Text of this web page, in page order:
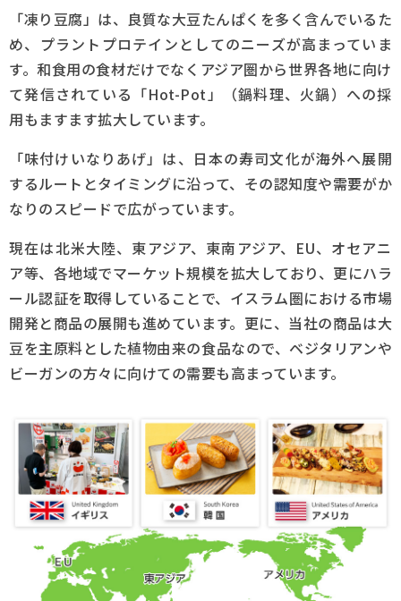
「凍り豆腐」は、良質な大豆たんぱくを多く含んでいるた
め、プラントプロテインとしてのニーズが高まっていま
す。和食用の食材だけでなくアジア圏から世界各地に向け
て発信されている「Hot-Pot」（鍋料理、火鍋）への採
用もますます拡大しています。
「味付けいなりあげ」は、日本の寿司文化が海外へ展開
するルートとタイミングに沿って、その認知度や需要がか
なりのスピードで広がっています。
現在は北米大陸、東アジア、東南アジア、EU、オセアニ
ア等、各地域でマーケット規模を拡大しており、更にハラ
ール認証を取得していることで、イスラム圏における市場
開発と商品の展開も進めています。更に、当社の商品は大
豆を主原料とした植物由来の食品なので、ベジタリアンや
ビーガンの方々に向けての需要も高まっています。